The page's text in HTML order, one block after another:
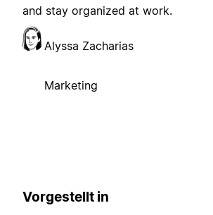
and stay organized at work.
Alyssa Zacharias
Marketing
Vorgestellt in